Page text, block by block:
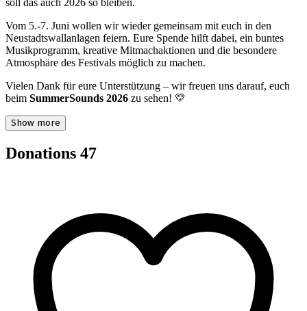
Vom 5.-7. Juni wollen wir wieder gemeinsam mit euch in den
Neustadtswallanlagen feiern. Eure Spende hilft dabei, ein buntes
Musikprogramm, kreative Mitmachaktionen und die besondere
Atmosphäre des Festivals möglich zu machen.
Vielen Dank für eure Unterstützung – wir freuen uns darauf, euch
beim SummerSounds 2026 zu sehen! 💛
Show more
Donations 47